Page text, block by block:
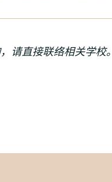
请直接联络相关学校。